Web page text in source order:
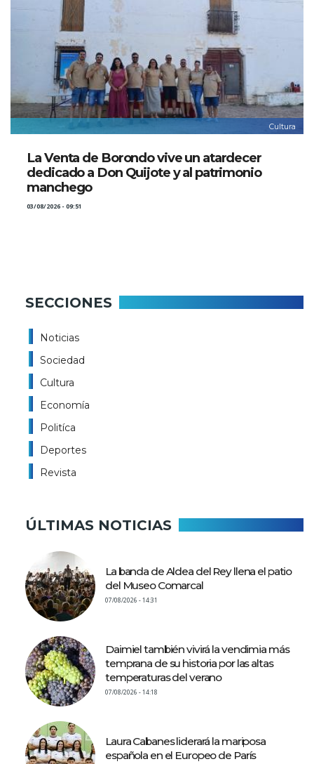
Cultura
La Venta de Borondo vive un atardecer
dedicado a Don Quijote y al patrimonio
manchego
03/08/2026 - 09:51
SECCIONES
Noticias
Sociedad
Cultura
Economía
Politíca
Deportes
Revista
ÚLTIMAS NOTICIAS
La banda de Aldea del Rey llena el patio
del Museo Comarcal
07/08/2026 - 14:31
Daimiel también vivirá la vendimia más
temprana de su historia por las altas
temperaturas del verano
07/08/2026 - 14:18
Laura Cabanes liderará la mariposa
española en el Europeo de París